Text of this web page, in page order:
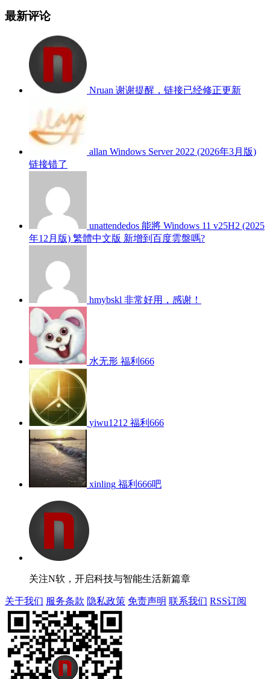
最新评论
Nruan 谢谢提醒，链接已经修正更新
allan Windows Server 2022 (2026年3月版)
链接错了
unattendedos 能將 Windows 11 v25H2 (2025
年12月版) 繁體中文版 新增到百度雲盤嗎?
hmybskl 非常好用，感谢！
水无形 福利666
yiwu1212 福利666
xinling 福利666吧
关注N软，开启科技与智能生活新篇章
关于我们 服务条款 隐私政策 免责声明 联系我们 RSS订阅